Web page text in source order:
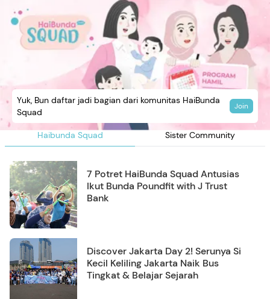
Haibunda Squad Sister Community
Yuk, Bun daftar jadi bagian dari komunitas HaiBunda
Squad
Join
7 Potret HaiBunda Squad Antusias
Ikut Bunda Poundfit with J Trust
Bank
Discover Jakarta Day 2! Serunya Si
Kecil Keliling Jakarta Naik Bus
Tingkat & Belajar Sejarah